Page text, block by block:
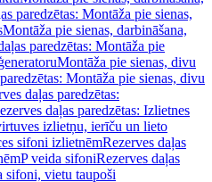
paredzētas: Montāža pie sienas,
Montāža pie sienas, darbināšana,
paredzētas: Montāža pie
Montāža pie sienas, divu
Montāža pie sienas, divu
daļas paredzētas:
daļas paredzētas: Izlietnes
izlietņu, ierīču un lieto
sifoni izlietnēmRezerves daļas
P veida sifoniRezerves daļas
sifoni, vietu taupoši